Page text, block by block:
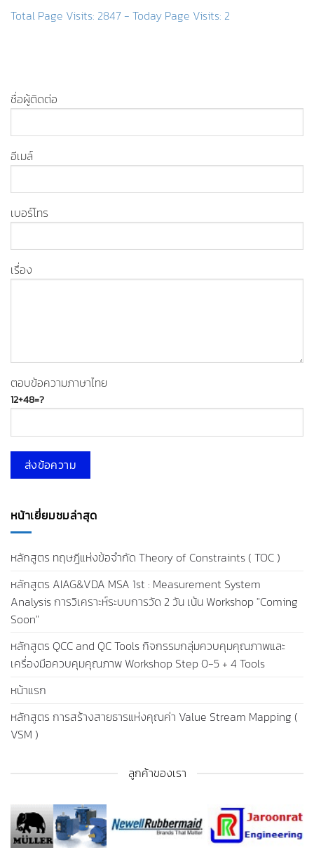
Total Page Visits: 2847 - Today Page Visits: 2
ชื่อผู้ติดต่อ
อีเมล์
เบอร์โทร
เรื่อง
ตอบข้อความภาษาไทย
12+48=?
หน้าเยี่ยมชมล่าสุด
หลักสูตร ทฤษฎีแห่งข้อจำกัด Theory of Constraints ( TOC )
หลักสูตร AIAG&VDA MSA 1st : Measurement System
Analysis การวิเคราะห์ระบบการวัด 2 วัน เน้น Workshop "Coming
Soon"
หลักสูตร QCC and QC Tools กิจกรรมกลุ่มควบคุมคุณภาพและ
เครื่องมือควบคุมคุณภาพ Workshop Step 0-5 + 4 Tools
หน้าแรก
หลักสูตร การสร้างสายธารแห่งคุณค่า Value Stream Mapping (
VSM )
ลูกค้าของเรา